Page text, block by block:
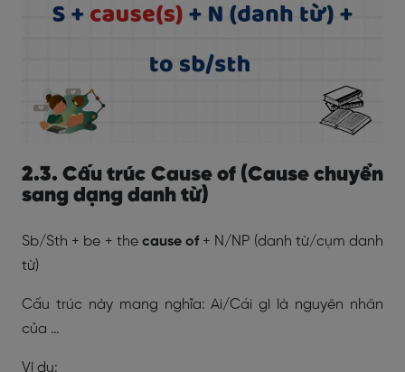
2.3. Cấu trúc Cause of (Cause chuyển
sang dạng danh từ)
Sb/Sth + be + the cause of+ N/NP (danh từ/cụm danh
từ)
Cấu trúc này mang nghĩa: Ai/Cái gì là nguyên nhân
của …
Ví dụ: